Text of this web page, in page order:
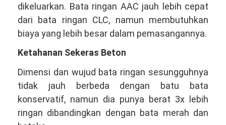
dikeluarkan. Bata ringan AAC jauh lebih cepat
dari bata ringan CLC, namun membutuhkan
biaya yang lebih besar dalam pemasangannya.
Ketahanan Sekeras Beton
Dimensi dan wujud bata ringan sesungguhnya
tidak jauh berbeda dengan batu bata
konservatif, namun dia punya berat 3x lebih
ringan dibandingkan dengan bata merah dan